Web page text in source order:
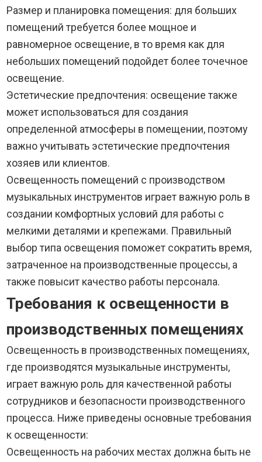
Размер и планировка помещения: для больших
помещений требуется более мощное и
равномерное освещение, в то время как для
небольших помещений подойдет более точечное
освещение.
Эстетические предпочтения: освещение также
может использоваться для создания
определенной атмосферы в помещении, поэтому
важно учитывать эстетические предпочтения
хозяев или клиентов.
Освещенность помещений с производством
музыкальных инструментов играет важную роль в
создании комфортных условий для работы с
мелкими деталями и крепежами. Правильный
выбор типа освещения поможет сократить время,
затраченное на производственные процессы, а
также повысит качество работы персонала.
Требования к освещенности в
производственных помещениях
Освещенность в производственных помещениях,
где производятся музыкальные инструменты,
играет важную роль для качественной работы
сотрудников и безопасности производственного
процесса. Ниже приведены основные требования
к освещенности:
Освещенность на рабочих местах должна быть не